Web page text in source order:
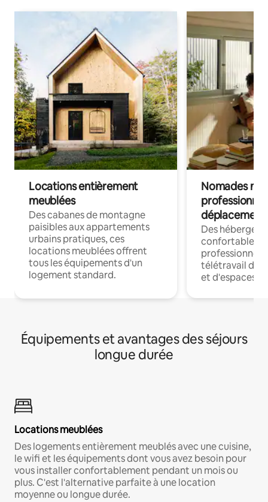
Locations entièrement
meublées
Des cabanes de montagne
paisibles aux appartements
urbains pratiques, ces
locations meublées offrent
tous les équipements d'un
logement standard.
Nomades
déplacement
Des
confortables
professionnels
télétravail
et d'espaces
Équipements et avantages des séjours
longue durée
Locations meublées
Des logements entièrement meublés avec une cuisine,
le wifi et les équipements dont vous avez besoin pour
vous installer confortablement pendant un mois ou
plus. C'est l'alternative parfaite à une location
moyenne ou longue durée.